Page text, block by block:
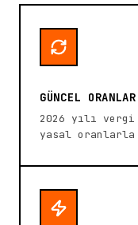
GÜNCEL ORANLAR
2026 yılı
yasal